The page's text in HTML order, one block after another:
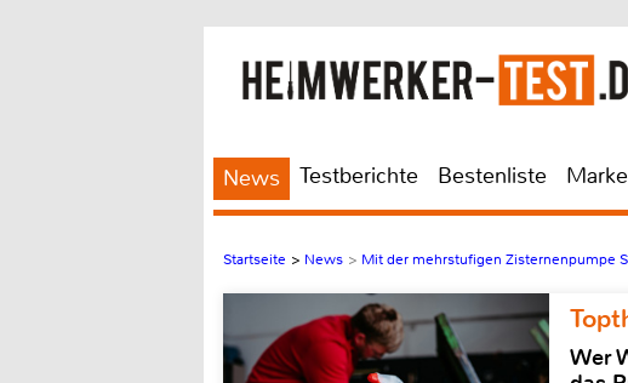
News Testberichte Bestenliste
Startseite > News > Mit der mehrstufigen Zisternenpumpe
Wer